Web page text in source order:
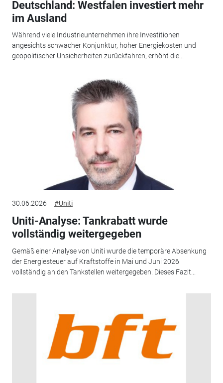
Deutschland: Westfalen investiert mehr
im Ausland
Während viele Industrieunternehmen ihre Investitionen
angesichts schwacher Konjunktur, hoher Energiekosten und
geopolitischer Unsicherheiten zurückfahren, erhöht die...
30.06.2026 #Uniti
Uniti-Analyse: Tankrabatt wurde
vollständig weitergegeben
Gemäß einer Analyse von Uniti wurde die temporäre Absenkung
der Energiesteuer auf Kraftstoffe in Mai und Juni 2026
vollständig an den Tankstellen weitergegeben. Dieses Fazit...